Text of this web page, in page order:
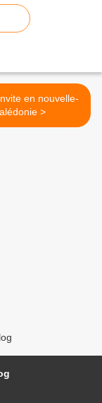
en nouvelle-
calédonie >